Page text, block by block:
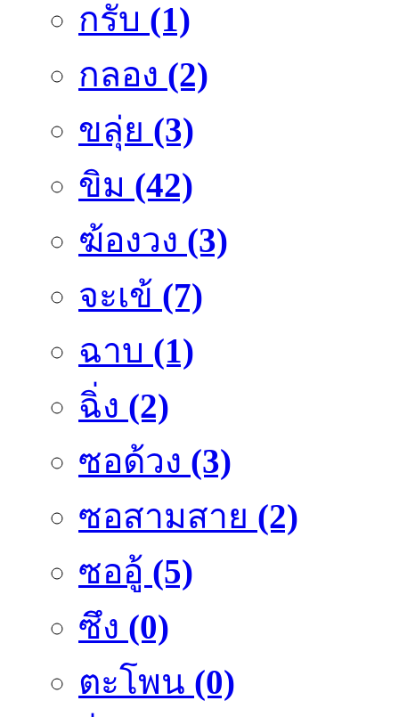
กรับ (1)
กลอง (2)
ขลุ่ย (3)
ขิม (42)
ฆ้องวง (3)
จะเข้ (7)
ฉาบ (1)
ฉิ่ง (2)
ซอด้วง (3)
ซอสามสาย (2)
ซออู้ (5)
ซึง (0)
ตะโพน (0)